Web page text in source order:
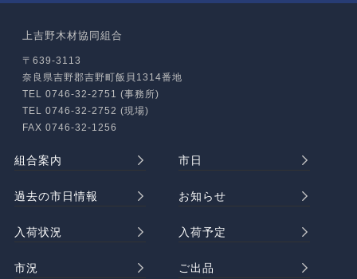
上吉野木材協同組合
〒639-3113
奈良県吉野郡吉野町飯貝1314番地
TEL 0746-32-2751 (事務所)
TEL 0746-32-2752 (現場)
FAX 0746-32-1256
組合案内 市日
過去の市日情報 お知らせ
入荷状況 入荷予定
市況 ご出品